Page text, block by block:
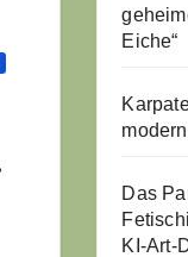
Eiche“
Das
KI-Art-